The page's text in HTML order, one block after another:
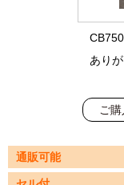
あり
ご
通販可能